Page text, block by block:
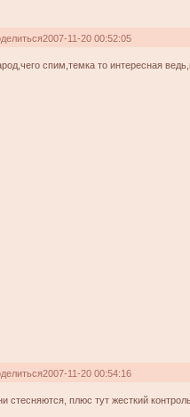
2007-11-20 00:52:05
спим,темка то интересная
2007-11-20 00:54:16
стесняются, плюс тут жесткий